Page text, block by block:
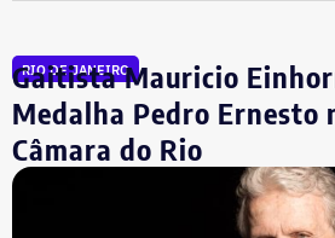
Youssef.
Mais de 20% da carteira
compremetida sob
RIO DE JANEIRO
Gaitista Mauricio
Medalha Pedro Ernesto
Câmara do Rio